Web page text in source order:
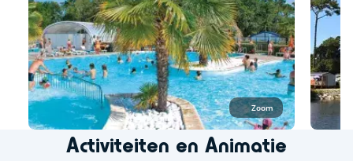
In juli en augustus is het gehele zwemgedeelte geopend.
Minstens 2 zwembaden, de glijbanen en het splashgedeelte
zijn de rest van het seizoen geopend.
Buiten- en binnenzwembad
Verwarmd binnenzwembad
Splashzone - Kinderspelletjes
Glijbaan
Zoom
Activiteiten en Animatie